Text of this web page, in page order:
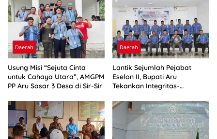
Daerah
Usung Misi “Sejuta Cinta
untuk Cahaya Utara”, AMGPM
PP Aru Sasar 3 Desa di Sir-Sir
Daerah
Lantik Sejumlah Pejabat
Eselon II, Bupati Aru
Tekankan Integritas-